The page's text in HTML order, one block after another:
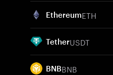
EthereumETH
TetherUSDT
BNBBNB